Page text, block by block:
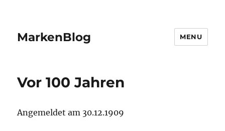
MarkenBlog MENU
Vor 100 Jahren
Angemeldet am 30.12.1909